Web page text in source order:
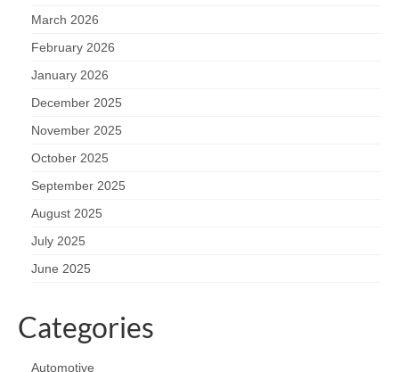
March 2026
February 2026
January 2026
December 2025
November 2025
October 2025
September 2025
August 2025
July 2025
June 2025
Categories
Automotive